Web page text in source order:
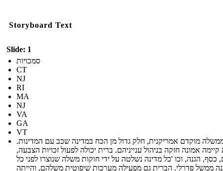
Storyboard Text
Slide: 1
סמכויות
CT
NJ
RI
MA
NJ
VA
GA
VT
מוקדם אמריקנית, חלק גדול מן הכח במדינה שכב עם המדינות.
אמונה חזקה בניהול ענייניהם. ברית יכולה לפעול זכויות הצבעה,
כסף, הגנה, וכו 'כל מדינה נשלטה על ידי חוקות משלה שנוצרו לפני כל
ממשל פדרלי. הברית גם מפעילה מערכות שיפוטית משלהם, והייתה